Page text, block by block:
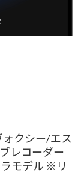
ォクシー/エス
レコーダー
モデル ※リ